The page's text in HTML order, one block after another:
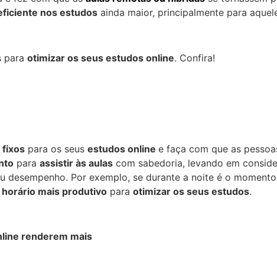
nos estudos ainda maior, principalmente para
para otimizar os seus estudos online. Confira!
fixos para os seus estudos online e faça com que as
para assistir às aulas com sabedoria, levando em
desempenho. Por exemplo, se durante a noite é o
horário mais produtivo para otimizar os seus estudos.
renderem mais